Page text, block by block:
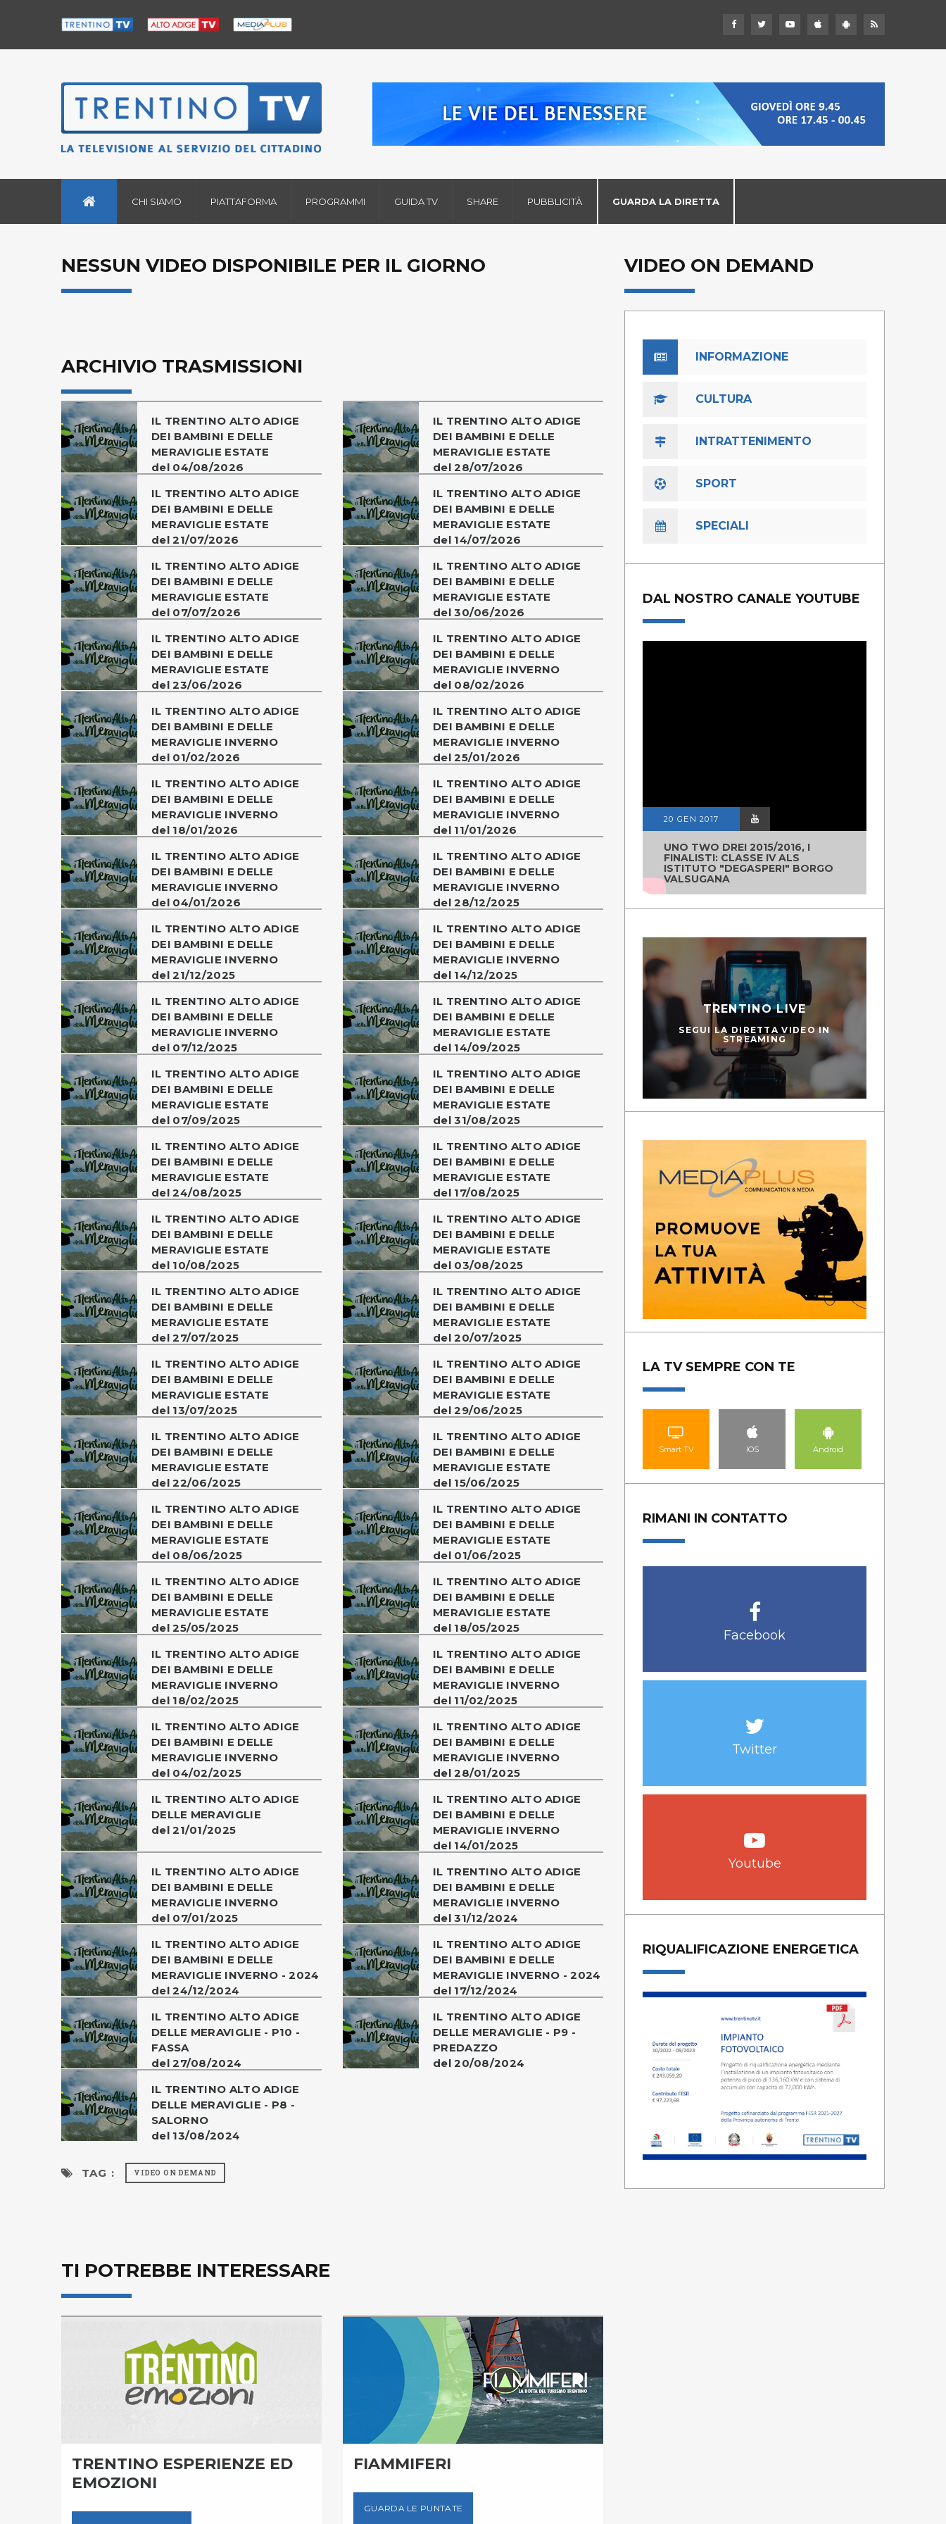
CHI SIAMO PIATTAFORMA PROGRAMMI GUIDA TV SHARE PUBBLICITÀ GUARDA LA DIRETTA
NESSUN VIDEO DISPONIBILE PER IL GIORNO
ARCHIVIO TRASMISSIONI
IL TRENTINO ALTO ADIGE
DEI BAMBINI E DELLE
MERAVIGLIE ESTATE
del 04/08/2026
IL TRENTINO ALTO ADIGE
DEI BAMBINI E DELLE
MERAVIGLIE ESTATE
del 28/07/2026
IL TRENTINO ALTO ADIGE
DEI BAMBINI E DELLE
MERAVIGLIE ESTATE
del 21/07/2026
IL TRENTINO ALTO ADIGE
DEI BAMBINI E DELLE
MERAVIGLIE ESTATE
del 14/07/2026
IL TRENTINO ALTO ADIGE
DEI BAMBINI E DELLE
MERAVIGLIE ESTATE
del 07/07/2026
IL TRENTINO ALTO ADIGE
DEI BAMBINI E DELLE
MERAVIGLIE ESTATE
del 30/06/2026
IL TRENTINO ALTO ADIGE
DEI BAMBINI E DELLE
MERAVIGLIE ESTATE
del 23/06/2026
IL TRENTINO ALTO ADIGE
DEI BAMBINI E DELLE
MERAVIGLIE INVERNO
del 08/02/2026
IL TRENTINO ALTO ADIGE
DEI BAMBINI E DELLE
MERAVIGLIE INVERNO
del 01/02/2026
IL TRENTINO ALTO ADIGE
DEI BAMBINI E DELLE
MERAVIGLIE INVERNO
del 25/01/2026
IL TRENTINO ALTO ADIGE
DEI BAMBINI E DELLE
MERAVIGLIE INVERNO
del 18/01/2026
IL TRENTINO ALTO ADIGE
DEI BAMBINI E DELLE
MERAVIGLIE INVERNO
del 11/01/2026
IL TRENTINO ALTO ADIGE
DEI BAMBINI E DELLE
MERAVIGLIE INVERNO
del 04/01/2026
IL TRENTINO ALTO ADIGE
DEI BAMBINI E DELLE
MERAVIGLIE INVERNO
del 28/12/2025
IL TRENTINO ALTO ADIGE
DEI BAMBINI E DELLE
MERAVIGLIE INVERNO
del 21/12/2025
IL TRENTINO ALTO ADIGE
DEI BAMBINI E DELLE
MERAVIGLIE INVERNO
del 14/12/2025
IL TRENTINO ALTO ADIGE
DEI BAMBINI E DELLE
MERAVIGLIE INVERNO
del 07/12/2025
IL TRENTINO ALTO ADIGE
DEI BAMBINI E DELLE
MERAVIGLIE ESTATE
del 14/09/2025
IL TRENTINO ALTO ADIGE
DEI BAMBINI E DELLE
MERAVIGLIE ESTATE
del 07/09/2025
IL TRENTINO ALTO ADIGE
DEI BAMBINI E DELLE
MERAVIGLIE ESTATE
del 31/08/2025
IL TRENTINO ALTO ADIGE
DEI BAMBINI E DELLE
MERAVIGLIE ESTATE
del 24/08/2025
IL TRENTINO ALTO ADIGE
DEI BAMBINI E DELLE
MERAVIGLIE ESTATE
del 17/08/2025
IL TRENTINO ALTO ADIGE
DEI BAMBINI E DELLE
MERAVIGLIE ESTATE
del 10/08/2025
IL TRENTINO ALTO ADIGE
DEI BAMBINI E DELLE
MERAVIGLIE ESTATE
del 03/08/2025
IL TRENTINO ALTO ADIGE
DEI BAMBINI E DELLE
MERAVIGLIE ESTATE
del 27/07/2025
IL TRENTINO ALTO ADIGE
DEI BAMBINI E DELLE
MERAVIGLIE ESTATE
del 20/07/2025
IL TRENTINO ALTO ADIGE
DEI BAMBINI E DELLE
MERAVIGLIE ESTATE
del 13/07/2025
IL TRENTINO ALTO ADIGE
DEI BAMBINI E DELLE
MERAVIGLIE ESTATE
del 29/06/2025
IL TRENTINO ALTO ADIGE
DEI BAMBINI E DELLE
MERAVIGLIE ESTATE
del 22/06/2025
IL TRENTINO ALTO ADIGE
DEI BAMBINI E DELLE
MERAVIGLIE ESTATE
del 15/06/2025
IL TRENTINO ALTO ADIGE
DEI BAMBINI E DELLE
MERAVIGLIE ESTATE
del 08/06/2025
IL TRENTINO ALTO ADIGE
DEI BAMBINI E DELLE
MERAVIGLIE ESTATE
del 01/06/2025
IL TRENTINO ALTO ADIGE
DEI BAMBINI E DELLE
MERAVIGLIE ESTATE
del 25/05/2025
IL TRENTINO ALTO ADIGE
DEI BAMBINI E DELLE
MERAVIGLIE ESTATE
del 18/05/2025
IL TRENTINO ALTO ADIGE
DEI BAMBINI E DELLE
MERAVIGLIE INVERNO
del 18/02/2025
IL TRENTINO ALTO ADIGE
DEI BAMBINI E DELLE
MERAVIGLIE INVERNO
del 11/02/2025
IL TRENTINO ALTO ADIGE
DEI BAMBINI E DELLE
MERAVIGLIE INVERNO
del 04/02/2025
IL TRENTINO ALTO ADIGE
DEI BAMBINI E DELLE
MERAVIGLIE INVERNO
del 28/01/2025
IL TRENTINO ALTO ADIGE
DELLE MERAVIGLIE
del 21/01/2025
IL TRENTINO ALTO ADIGE
DEI BAMBINI E DELLE
MERAVIGLIE INVERNO
del 14/01/2025
IL TRENTINO ALTO ADIGE
DEI BAMBINI E DELLE
MERAVIGLIE INVERNO
del 07/01/2025
IL TRENTINO ALTO ADIGE
DEI BAMBINI E DELLE
MERAVIGLIE INVERNO
del 31/12/2024
IL TRENTINO ALTO ADIGE
DEI BAMBINI E DELLE
MERAVIGLIE INVERNO - 2024
del 24/12/2024
IL TRENTINO ALTO ADIGE
DEI BAMBINI E DELLE
MERAVIGLIE INVERNO - 2024
del 17/12/2024
IL TRENTINO ALTO ADIGE
DELLE MERAVIGLIE - P10 -
FASSA
del 27/08/2024
IL TRENTINO ALTO ADIGE
DELLE MERAVIGLIE - P9 -
PREDAZZO
del 20/08/2024
IL TRENTINO ALTO ADIGE
DELLE MERAVIGLIE - P8 -
SALORNO
del 13/08/2024
TAG : VIDEO ON DEMAND
TI POTREBBE INTERESSARE
TRENTINO ESPERIENZE ED
EMOZIONI
FIAMMIFERI
GUARDA LE PUNTATE
VIDEO ON DEMAND
INFORMAZIONE
CULTURA
INTRATTENIMENTO
SPORT
SPECIALI
DAL NOSTRO CANALE YOUTUBE
20 GEN 2017
UNO TWO DREI 2015/2016, I
FINALISTI: CLASSE IV ALS
ISTITUTO "DEGASPERI" BORGO
VALSUGANA
TRENTINO LIVE
SEGUI LA DIRETTA VIDEO IN
STREAMING
LA TV SEMPRE CON TE
Smart TV IOS Android
RIMANI IN CONTATTO
Facebook
Twitter
Youtube
RIQUALIFICAZIONE ENERGETICA